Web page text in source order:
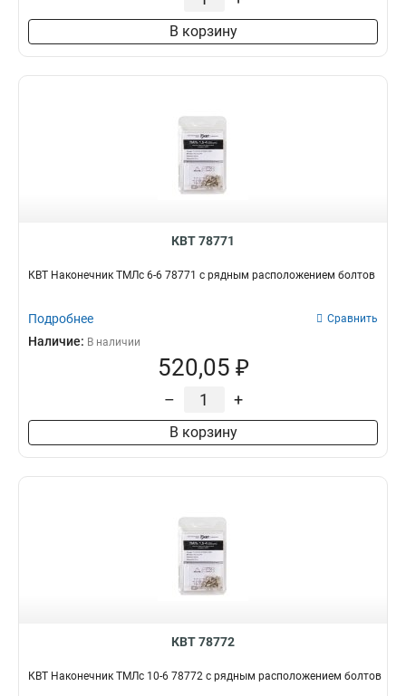
В корзину
КВТ 78771
КВТ Наконечник ТМЛс 6-6 78771 с рядным расположением болтов
Подробнее Сравнить
Наличие: В наличии
520,05 ₽
– +
В корзину
КВТ 78772
КВТ Наконечник ТМЛс 10-6 78772 с рядным расположением болтов